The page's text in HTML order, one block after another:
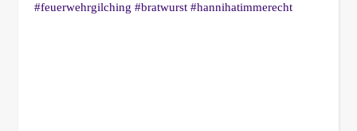
#feuerwehrgilching #bratwurst #hannihatimmerecht